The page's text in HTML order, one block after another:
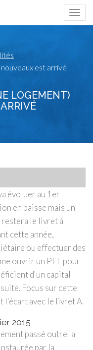
est arrivé
LOGEMENT)
évoluer au 1er
en baisse mais un
restera le livret à
cette année,
ou effectuer des
ouvrir un PEL pour
d'un capital
Focus sur cette
l'écart avec le livret A.
2015
passé outre la
par la